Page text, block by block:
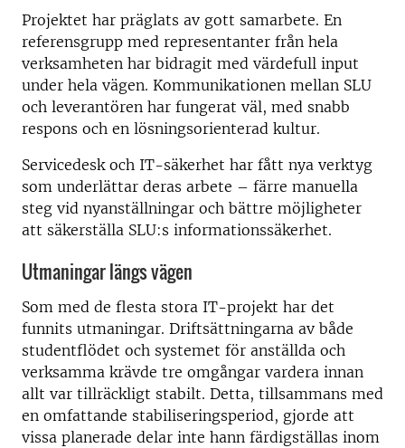
Projektet har präglats av gott samarbete. En
referensgrupp med representanter från hela
verksamheten har bidragit med värdefull input
under hela vägen. Kommunikationen mellan SLU
och leverantören har fungerat väl, med snabb
respons och en lösningsorienterad kultur.
Servicedesk och IT-säkerhet har fått nya verktyg
som underlättar deras arbete – färre manuella
steg vid nyanställningar och bättre möjligheter
att säkerställa SLU:s informationssäkerhet.
Utmaningar längs vägen
Som med de flesta stora IT-projekt har det
funnits utmaningar. Driftsättningarna av både
studentflödet och systemet för anställda och
verksamma krävde tre omgångar vardera innan
allt var tillräckligt stabilt. Detta, tillsammans med
en omfattande stabiliseringsperiod, gjorde att
vissa planerade delar inte hann färdigställas inom